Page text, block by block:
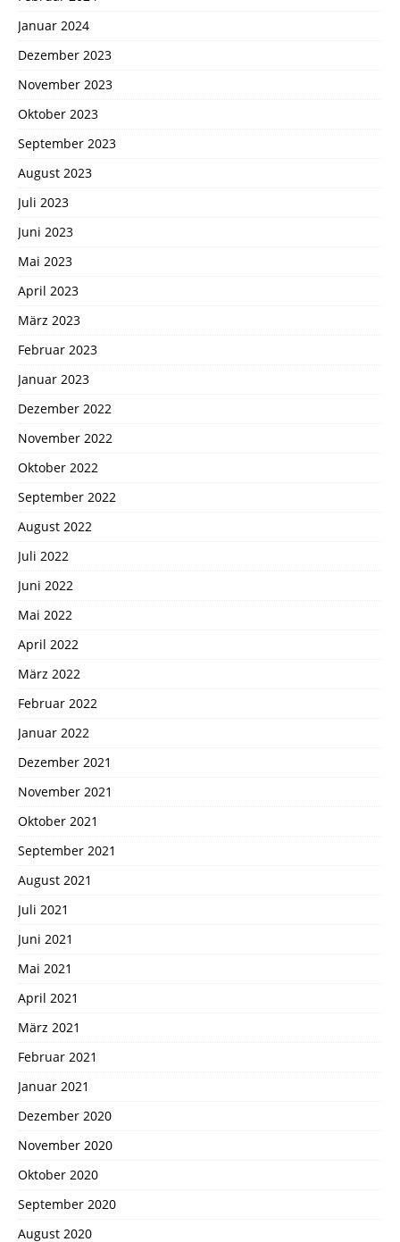
Januar 2024
Dezember 2023
November 2023
Oktober 2023
September 2023
August 2023
Juli 2023
Juni 2023
Mai 2023
April 2023
März 2023
Februar 2023
Januar 2023
Dezember 2022
November 2022
Oktober 2022
September 2022
August 2022
Juli 2022
Juni 2022
Mai 2022
April 2022
März 2022
Februar 2022
Januar 2022
Dezember 2021
November 2021
Oktober 2021
September 2021
August 2021
Juli 2021
Juni 2021
Mai 2021
April 2021
März 2021
Februar 2021
Januar 2021
Dezember 2020
November 2020
Oktober 2020
September 2020
August 2020